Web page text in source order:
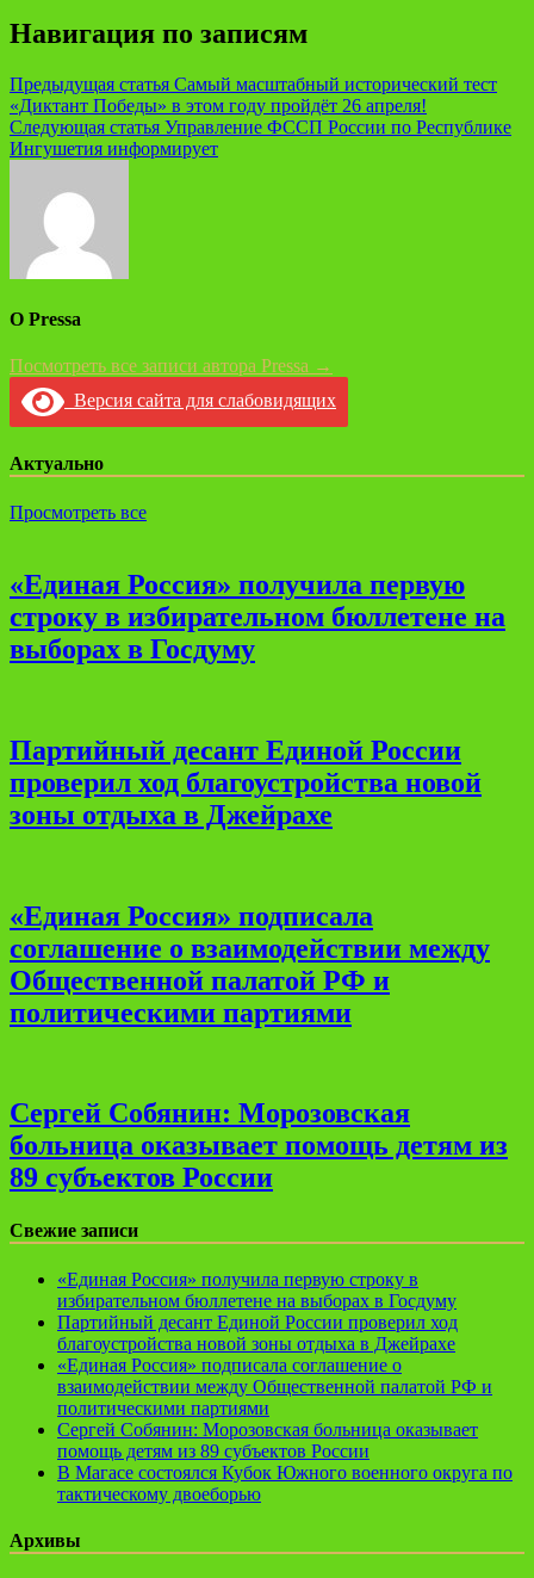
Навигация по записям
Предыдущая статья Самый масштабный исторический тест
«Диктант Победы» в этом году пройдёт 26 апреля!
Следующая статья Управление ФССП России по Республике
Ингушетия информирует
О Pressa
Посмотреть все записи автора Pressa →
Версия сайта для слабовидящих
Актуально
Просмотреть все
«Единая Россия» получила первую
строку в избирательном бюллетене на
выборах в Госдуму
Партийный десант Единой России
проверил ход благоустройства новой
зоны отдыха в Джейрахе
«Единая Россия» подписала
соглашение о взаимодействии между
Общественной палатой РФ и
политическими партиями
Сергей Собянин: Морозовская
больница оказывает помощь детям из
89 субъектов России
Свежие записи
«Единая Россия» получила первую строку в
избирательном бюллетене на выборах в Госдуму
Партийный десант Единой России проверил ход
благоустройства новой зоны отдыха в Джейрахе
«Единая Россия» подписала соглашение о
взаимодействии между Общественной палатой РФ и
политическими партиями
Сергей Собянин: Морозовская больница оказывает
помощь детям из 89 субъектов России
В Магасе состоялся Кубок Южного военного округа по
тактическому двоеборью
Архивы